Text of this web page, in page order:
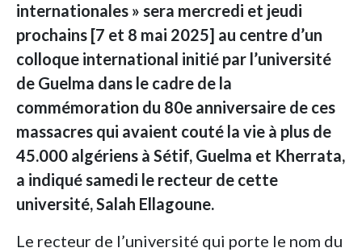
internationales » sera mercredi et jeudi
prochains [7 et 8 mai 2025] au centre d’un
colloque international initié par l’université
de Guelma dans le cadre de la
commémoration du 80e anniversaire de ces
massacres qui avaient couté la vie à plus de
45.000 algériens à Sétif, Guelma et Kherrata,
a indiqué samedi le recteur de cette
université, Salah Ellagoune.
Le recteur de l’université qui porte le nom du